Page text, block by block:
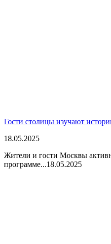
Гости столицы изучают
18.05.2025
Жители и гости Москвы
программе...18.05.2025